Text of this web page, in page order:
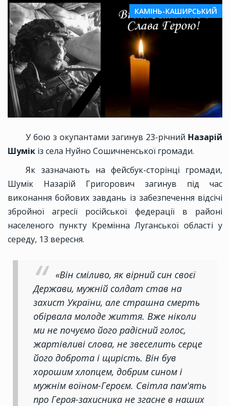
КАМІНЬ-КАШИРСЬКИЙ
У бою з окупантами загинув 23-річний Назарій
Шумік із села Нуйно Сошичненської громади.
Як зазначають на фейсбук-сторінці громади,
Шумік Назарій Григорович загинув під час
виконання бойових завдань із забезпечення відсічі
збройної агресії російської федерації в районі
населеного пункту Кремінна Луганської області у
середу, 13 вересня.
«Він сміливо, як вірний син своєї
Держави, мужній солдат став на
захист України, але страшна смерть
обірвала молоде життя. Вже ніколи
ми не почуємо його радісний голос,
жартівливі слова, не звеселить серце
його доброта і щирість. Він був
хорошим хлопцем, добрим сином і
мужнім воїном-Героєм. Світла пам'ять
про Героя-захисника не згасне в наших